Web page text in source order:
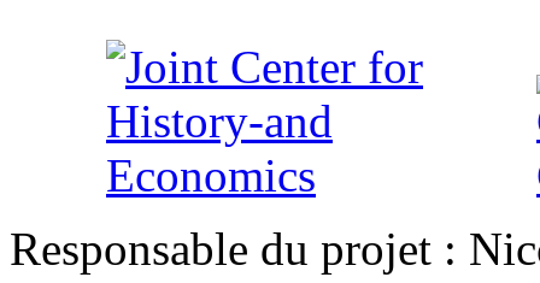
Responsable du projet :